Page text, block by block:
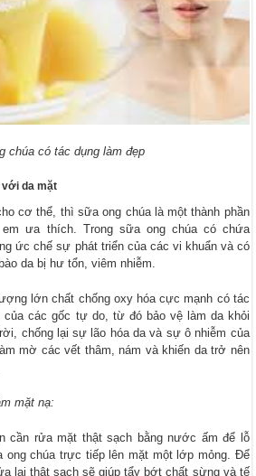
chúa có tác dụng làm đẹp
với da mặt
cơ thể, thì sữa ong chúa là một thành phần
ưa thích. Trong sữa ong chúa có chứa
ức chế sự phát triển của các vi khuẩn và có
da bị hư tổn, viêm nhiễm.
lớn chất chống oxy hóa cực mạnh có tác
của các gốc tự do, từ đó bảo vệ làm da khỏi
chống lại sự lão hóa da và sự ô nhiễm của
mờ các vết thâm, nám và khiến da trở nên
mặt nạ:
cần rửa mặt thật sạch bằng nước ấm để lỗ
ong chúa trực tiếp lên mặt một lớp mỏng. Để
lại thật sạch sẽ giúp tẩy bớt chất sừng và tế